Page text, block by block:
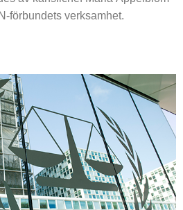
förbundets verksamhet.